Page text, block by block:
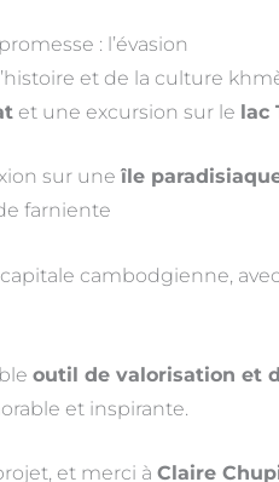
: l’évasion
et de la culture
et une excursion sur le lac
sur une île
farniente
cambodgienne,
outil de valorisation et
et inspirante.
et merci à Claire